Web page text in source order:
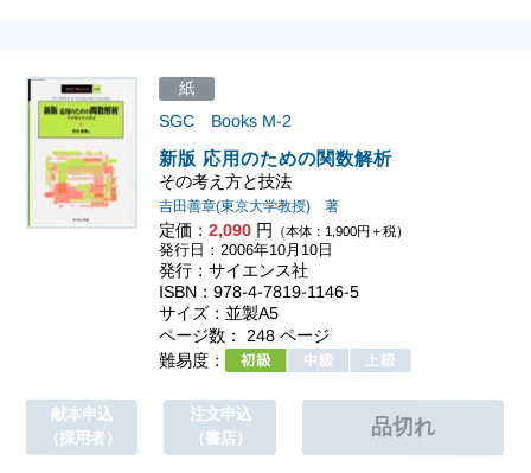
新版 応用のための関数解析
その考え方と技法
SGC Books M-2
吉田善章(東京大学教授) 著
定価：2,090 円 （本体：1,900円＋税）
紙
発行日：2006年10月10日
発行：サイエンス社
ISBN：978-4-7819-1146-5
サイズ：並製A5
ページ数： 248 ページ
難易度：
献本申込
（採用者）
注文申込
（書店）